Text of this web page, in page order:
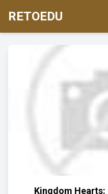
RETOEDU
Kingdom